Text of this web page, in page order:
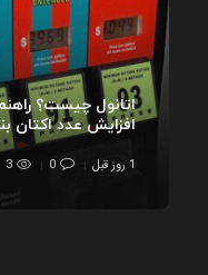
اتانول چیست؟
افزایش عدد اکتان
1 روز قبل 0
3